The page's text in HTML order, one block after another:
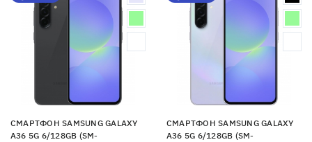
СМАРТФОН SAMSUNG GALAXY
A36 5G 6/128GB (SM-
СМАРТФОН SAMSUNG GALAXY
A36 5G 6/128GB (SM-